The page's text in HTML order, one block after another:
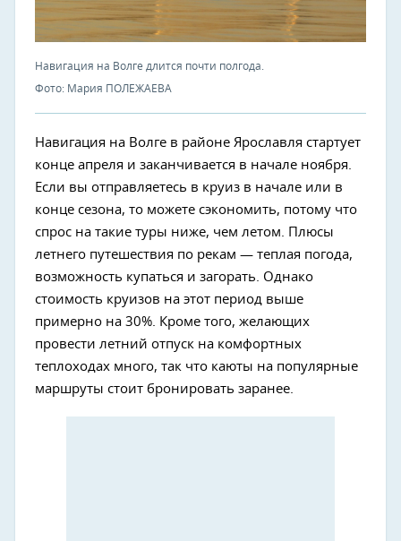
Навигация на Волге длится почти полгода.
Фото: Мария ПОЛЕЖАЕВА
Навигация на Волге в районе Ярославля стартует
конце апреля и заканчивается в начале ноября.
Если вы отправляетесь в круиз в начале или в
конце сезона, то можете сэкономить, потому что
спрос на такие туры ниже, чем летом. Плюсы
летнего путешествия по рекам — теплая погода,
возможность купаться и загорать. Однако
стоимость круизов на этот период выше
примерно на 30%. Кроме того, желающих
провести летний отпуск на комфортных
теплоходах много, так что каюты на популярные
маршруты стоит бронировать заранее.